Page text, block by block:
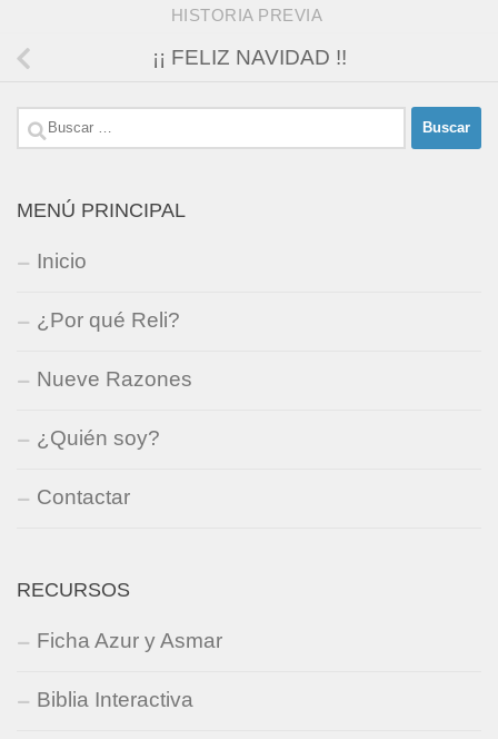
HISTORIA PREVIA
¡¡ FELIZ NAVIDAD !!
Buscar:
MENÚ PRINCIPAL
Inicio
¿Por qué Reli?
Nueve Razones
¿Quién soy?
Contactar
RECURSOS
Ficha Azur y Asmar
Biblia Interactiva